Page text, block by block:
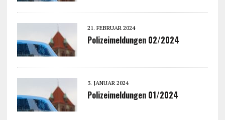
21. FEBRUAR 2024
Polizeimeldungen 02/2024
3. JANUAR 2024
Polizeimeldungen 01/2024